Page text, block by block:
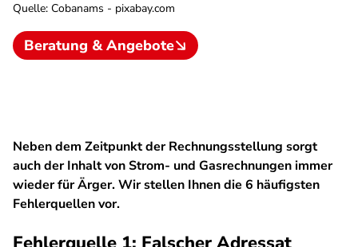
Quelle: Cobanams - pixabay.com
Beratung & Angebote
Neben dem Zeitpunkt der Rechnungsstellung sorgt
auch der Inhalt von Strom- und Gasrechnungen immer
wieder für Ärger. Wir stellen Ihnen die 6 häufigsten
Fehlerquellen vor.